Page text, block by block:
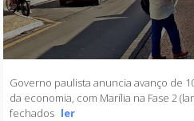
Governo paulista anuncia avanço de
da economia, com Marília na Fase 2
fechados ler